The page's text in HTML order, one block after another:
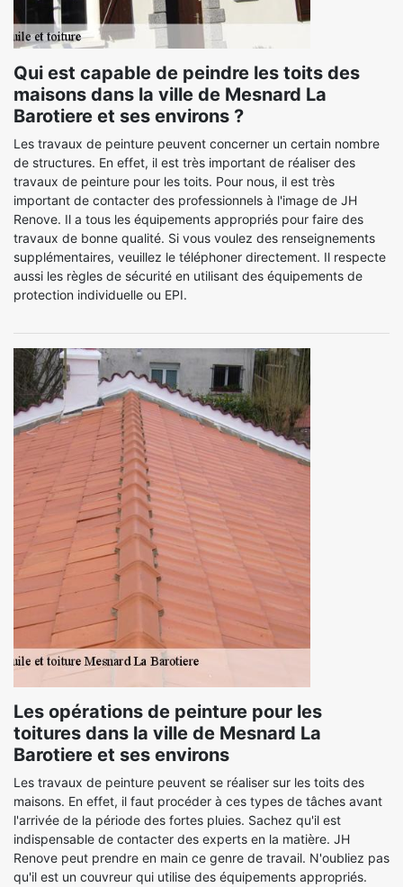
Qui est capable de peindre les toits des
maisons dans la ville de Mesnard La
Barotiere et ses environs ?
Les travaux de peinture peuvent concerner un certain nombre
de structures. En effet, il est très important de réaliser des
travaux de peinture pour les toits. Pour nous, il est très
important de contacter des professionnels à l'image de JH
Renove. Il a tous les équipements appropriés pour faire des
travaux de bonne qualité. Si vous voulez des renseignements
supplémentaires, veuillez le téléphoner directement. Il respecte
aussi les règles de sécurité en utilisant des équipements de
protection individuelle ou EPI.
Les opérations de peinture pour les
toitures dans la ville de Mesnard La
Barotiere et ses environs
Les travaux de peinture peuvent se réaliser sur les toits des
maisons. En effet, il faut procéder à ces types de tâches avant
l'arrivée de la période des fortes pluies. Sachez qu'il est
indispensable de contacter des experts en la matière. JH
Renove peut prendre en main ce genre de travail. N'oubliez pas
qu'il est un couvreur qui utilise des équipements appropriés.